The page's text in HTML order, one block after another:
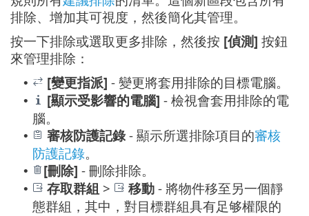
排除、增加其可視度，然後簡化其管理。
按一下排除或選取更多排除，然後按 [偵測] 按鈕
來管理排除：
• [變更指派] - 變更將套用排除的目標電腦。
• [顯示受影響的電腦] - 檢視會套用排除的電
腦。
• 審核防護記錄- 顯示所選排除項目的審核
防護記錄。
• [刪除] - 刪除排除。
• 存取群組 > 移動 - 將物件移至另一個靜
態群組，其中，對目標群組具有足够權限的